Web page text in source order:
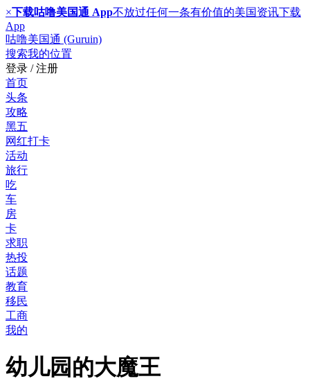
×下载咕噜美国通 App不放过任何一条有价值的美国资讯下载
App
咕噜美国通 (Guruin)
搜索我的位置
登录 / 注册
首页
头条
攻略
黑五
网红打卡
活动
旅行
吃
车
房
卡
求职
热投
话题
教育
移民
工商
我的
幼儿园的大魔王